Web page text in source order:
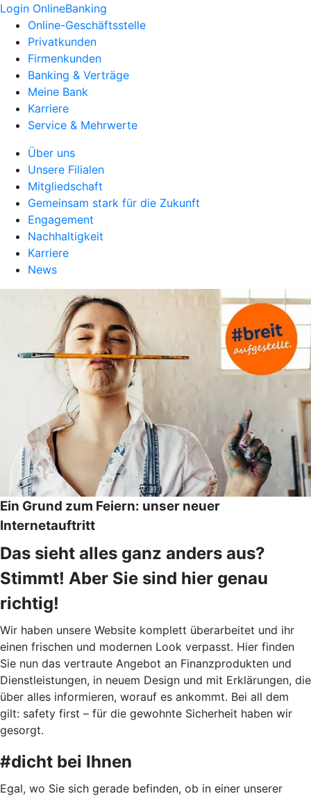
Login OnlineBanking
Online-Geschäftsstelle
Privatkunden
Firmenkunden
Banking & Verträge
Meine Bank
Karriere
Service & Mehrwerte
Über uns
Unsere Filialen
Mitgliedschaft
Gemeinsam stark für die Zukunft
Engagement
Nachhaltigkeit
Karriere
News
Ein Grund zum Feiern: unser neuer
Internetauftritt
Das sieht alles ganz anders aus?
Stimmt! Aber Sie sind hier genau
richtig!
Wir haben unsere Website komplett überarbeitet und ihr
einen frischen und modernen Look verpasst. Hier finden
Sie nun das vertraute Angebot an Finanzprodukten und
Dienstleistungen, in neuem Design und mit Erklärungen, die
über alles informieren, worauf es ankommt. Bei all dem
gilt: safety first – für die gewohnte Sicherheit haben wir
gesorgt.
#dicht bei Ihnen
Egal, wo Sie sich gerade befinden, ob in einer unserer